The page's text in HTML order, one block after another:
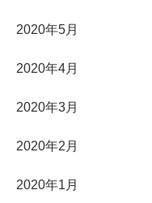
2020年5月
2020年4月
2020年3月
2020年2月
2020年1月